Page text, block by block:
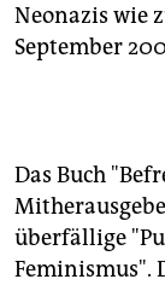
Neonazis wie
September
Das Buch
überfällige
Feminismus".